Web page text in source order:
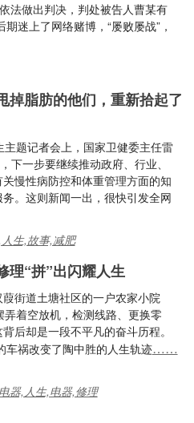
法做出判决，判处被告人曹某有
迷上了网络赌博，“屡败屡战”，
掉脂肪的他们，重新拾起了
题记者会上，国家卫健委主任雷
下一步要继续推动政府、行业、
慢性病防控和体重管理方面的知
。这则新闻一出，很快引发全网
生,故事,减肥
理“拼”出闪耀人生
街道土塘社区的一户农家小院
着空放机，检测线路、更换零
后却是一段不平凡的奋斗历程。
车祸改变了陶中胜的人生轨迹……
器,人生,电器,修理